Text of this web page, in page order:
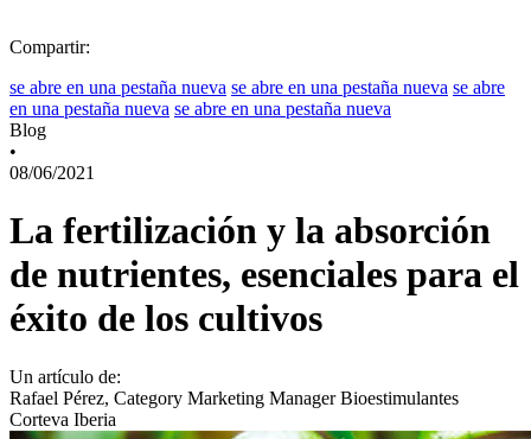
Compartir:
se abre en una pestaña nueva se abre en una pestaña nueva se abre
en una pestaña nueva se abre en una pestaña nueva
Blog
•
08/06/2021
La fertilización y la absorción
de nutrientes, esenciales para el
éxito de los cultivos
Un artículo de:
Rafael Pérez, Category Marketing Manager Bioestimulantes
Corteva Iberia